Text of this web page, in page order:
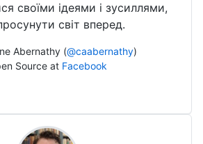
своїми ідеями і зусиллями,
світ вперед.
Abernathy (@caabernathy)
Source at Facebook